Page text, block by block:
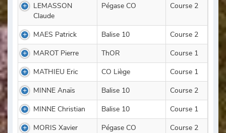
LEMASSON
Claude
Pégase CO Course 2
MAES Patrick Balise 10
Course 2
MAROT Pierre
ThOR
Course 1
MATHIEU Eric
CO Liège
Course 1
MINNE Anaïs
Balise 10
Course 2
MINNE Christian
Balise 10
Course 1
MORIS Xavier
Pégase CO
Course 2